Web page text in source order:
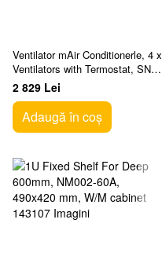
Ventilator mAir Conditionerle, 4 х
Ventilators with Termostat, SNV
NO-4T-9005
2 829 Lei
Adaugă în coș